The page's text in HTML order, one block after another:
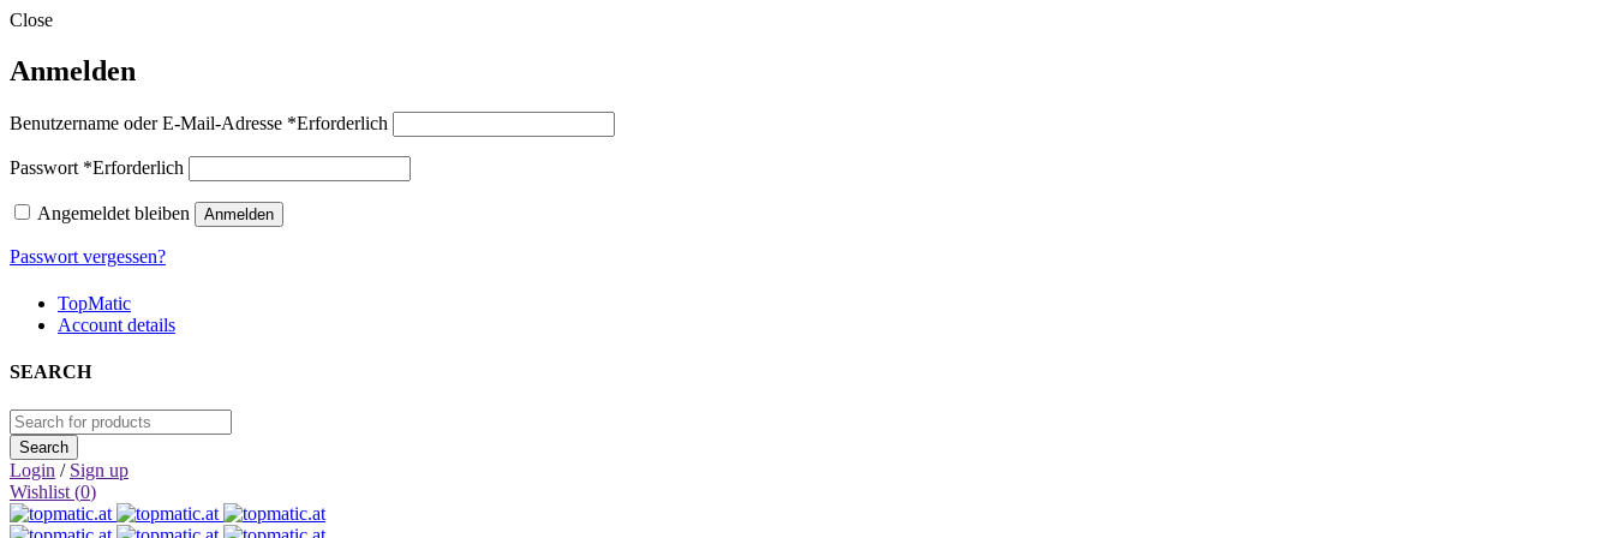
Close
Anmelden
Benutzername oder E-Mail-Adresse *Erforderlich
Passwort *Erforderlich
Angemeldet bleiben Anmelden
Passwort vergessen?
TopMatic
Account details
SEARCH
Login / Sign up
Wishlist (0)